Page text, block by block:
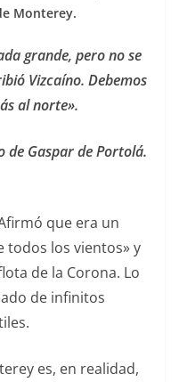
Monterey.
grande, pero no se
Vizcaíno. Debemos
al norte».
de Gaspar de Portolá.
que era un
todos los vientos» y
de la Corona. Lo
de infinitos
es, en realidad,